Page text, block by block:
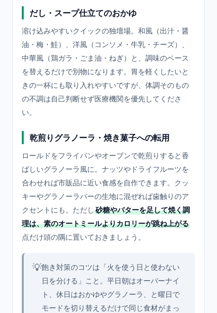
だし・スープ仕立てのおかゆ
溶け込みやすいクイックの独壇場。和風（出汁・醤
油・梅・鮭）、洋風（コンソメ・牛乳・チーズ）、
中華風（鶏ガラ・ごま油・ねぎ）と、調味のベース
を替えるだけで別物になります。胃を軽くしたいと
きの一杯にも取り入れやすいですが、体調そのもの
の不調は自己判断せず医療機関を優先してくださ
い。
乾煎りグラノーラ・焼き菓子への転用
ロールドをフライパンやオーブンで乾煎りすると香
ばしいグラノーラ風に。ナッツやドライフルーツを
合わせれば市販品に近い食感を自作できます。クッ
キーやグラノーラバーの生地に混ぜれば歯触りのア
クセントにも。ただし 砂糖やバターを足して焼く調
理は、素のオートミールよりカロリーが跳ね上がる
点だけ頭の隅に置いておきましょう。
💡飽き対策のコツは「火を使う日と使わない
日を分ける」こと。平日朝はオーバーナイ
ト、休日はおかゆやグラノーラ、と曜日で
モードを切り替えるだけで同じ食材がまっ